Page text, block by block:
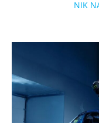
NIK